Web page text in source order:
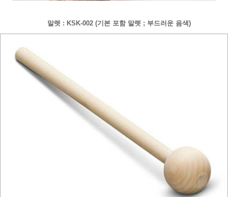
말렛 : KSK-002 (기본 포함 말렛 ; 부드러운 음색)